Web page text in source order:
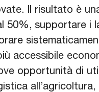
Il risultato è
50%, supportare i
accessibile
opportunità di